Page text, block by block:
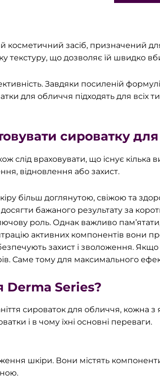
засіб, призначений
текстуру, що дозволяє їй швидко
Завдяки посиленій
для обличчя підходять для всіх
сироватку
слід враховувати, що існує кілька
відновлення або захист.
більш доглянутою, свіжою та
бажаного результату за
роль. Однак важливо
активних компонентів вони
захист і зволоження.
Саме тому для максимального
Derma Series?
сироваток для обличчя, кожна з
і в чому їхні основні переваги.
шкіри. Вони містять